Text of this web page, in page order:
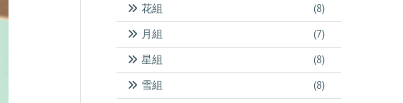
花組
(8)
月組
(7)
星組
(8)
雪組
(8)